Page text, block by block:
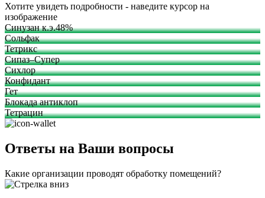
Хотите увидеть подробности - наведите курсор на
изображение
Синузан к.э.48%
Сольфак
Тетрикс
Сипаз–Супер
Сихлор
Конфидант
Гет
Блокада антиклоп
Тетрацин
Ответы на Ваши вопросы
Какие организации проводят обработку помещений?